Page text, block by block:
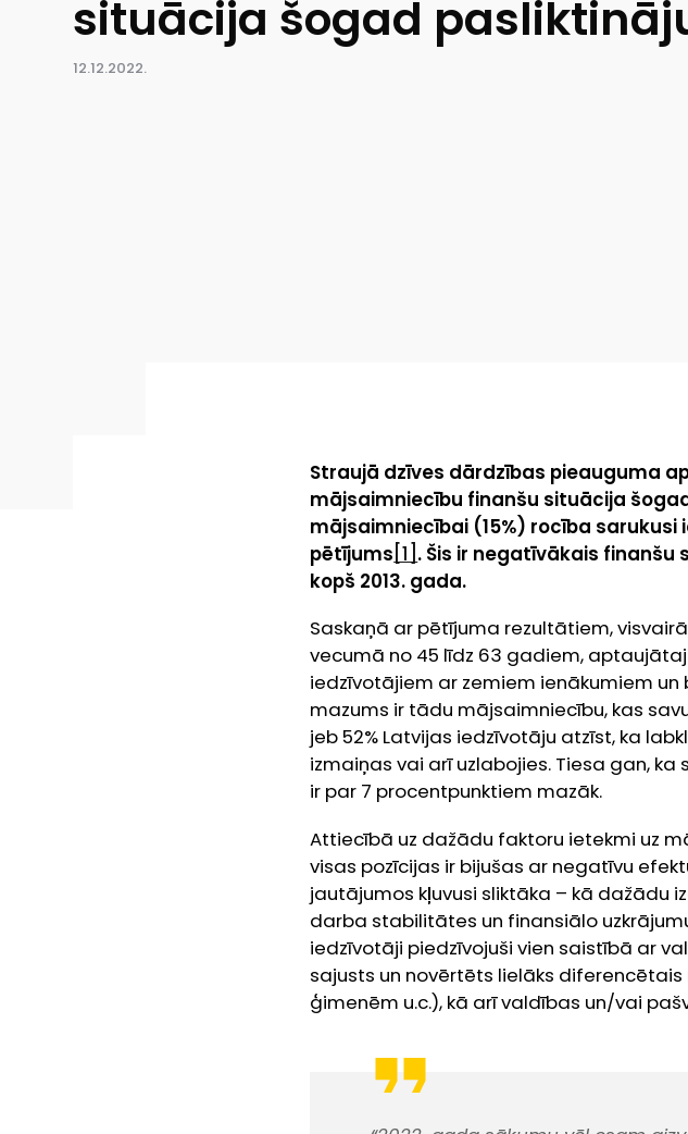
situācija šogad
12.12.2022.
Straujā dzīves dārdzības pieauguma
mājsaimniecību finanšu situācija
mājsaimniecībai (15%) rocība sarukusi
pētījums [1] . Šis ir negatīvākais
kopš 2013. gada.
Saskaņā ar pētījuma rezultātiem,
vecumā no 45 līdz 63 gadiem,
iedzīvotājiem ar zemiem ienākumiem
mazums ir tādu mājsaimniecību, kas
jeb 52% Latvijas iedzīvotāju atzīst, ka
izmaiņas vai arī uzlabojies. Tiesa gan,
ir par 7 procentpunktiem mazāk.
Attiecībā uz dažādu faktoru ietekmi uz
visas pozīcijas ir bijušas ar negatīvu
jautājumos kļuvusi sliktāka – kā dažādu
darba stabilitātes un finansiālo
iedzīvotāji piedzīvojuši vien saistībā ar
sajusts un novērtēts lielāks
ģimenēm u.c.), kā arī valdības un/vai